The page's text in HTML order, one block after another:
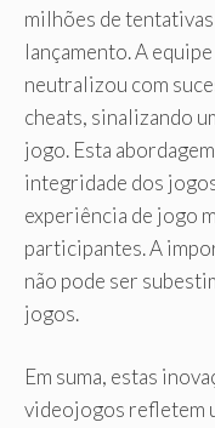
milhões de
lançamento. A
neutralizou com
cheats, sinalizando
jogo. Esta
integridade dos
experiência de jogo
participantes. A
não pode ser
jogos.
Em suma, estas
videojogos refletem